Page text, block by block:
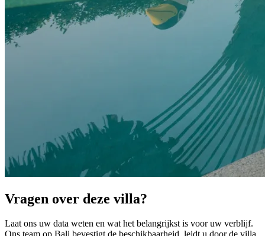
Vragen over deze villa?
Laat ons uw data weten en wat het belangrijkst is voor uw verblijf.